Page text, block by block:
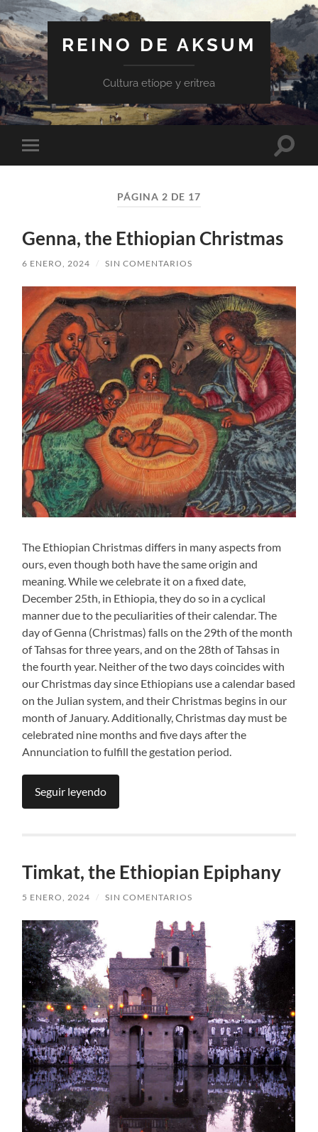
REINO DE AKSUM
Cultura etíope y eritrea
Alternar
el
PÁGINA 2 DE 17
Genna, the Ethiopian Christmas
6 ENERO, 2024 / SIN COMENTARIOS
The Ethiopian Christmas differs in many aspects from
ours, even though both have the same origin and
meaning. While we celebrate it on a fixed date,
December 25th, in Ethiopia, they do so in a cyclical
manner due to the peculiarities of their calendar. The
day of Genna (Christmas) falls on the 29th of the month
of Tahsas for three years, and on the 28th of Tahsas in
the fourth year. Neither of the two days coincides with
our Christmas day since Ethiopians use a calendar based
on the Julian system, and their Christmas begins in our
month of January. Additionally, Christmas day must be
celebrated nine months and five days after the
Annunciation to fulfill the gestation period.
Seguir leyendo
Timkat, the Ethiopian Epiphany
5 ENERO, 2024 / SIN COMENTARIOS